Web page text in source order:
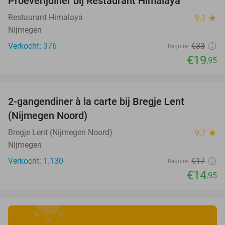
Restaurant Himalaya 9.1 star
Nijmegen
Verkocht: 376
Regulier €33
€19,95
2-gangendiner à la carte bij Bregje Lent
(Nijmegen Noord)
Bregje Lent (Nijmegen Noord) 9.7 star
Nijmegen
Verkocht: 1.130
Regulier €17
€14,95